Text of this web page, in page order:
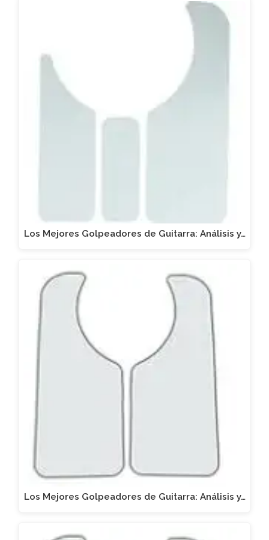
Los Mejores Golpeadores de Guitarra: Análisis y…
Los Mejores Golpeadores de Guitarra: Análisis y…